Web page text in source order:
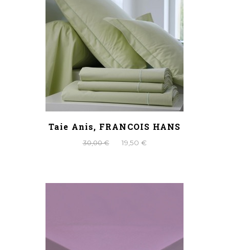
Taie Anis, FRANCOIS HANS
30,00 € 19,50 €